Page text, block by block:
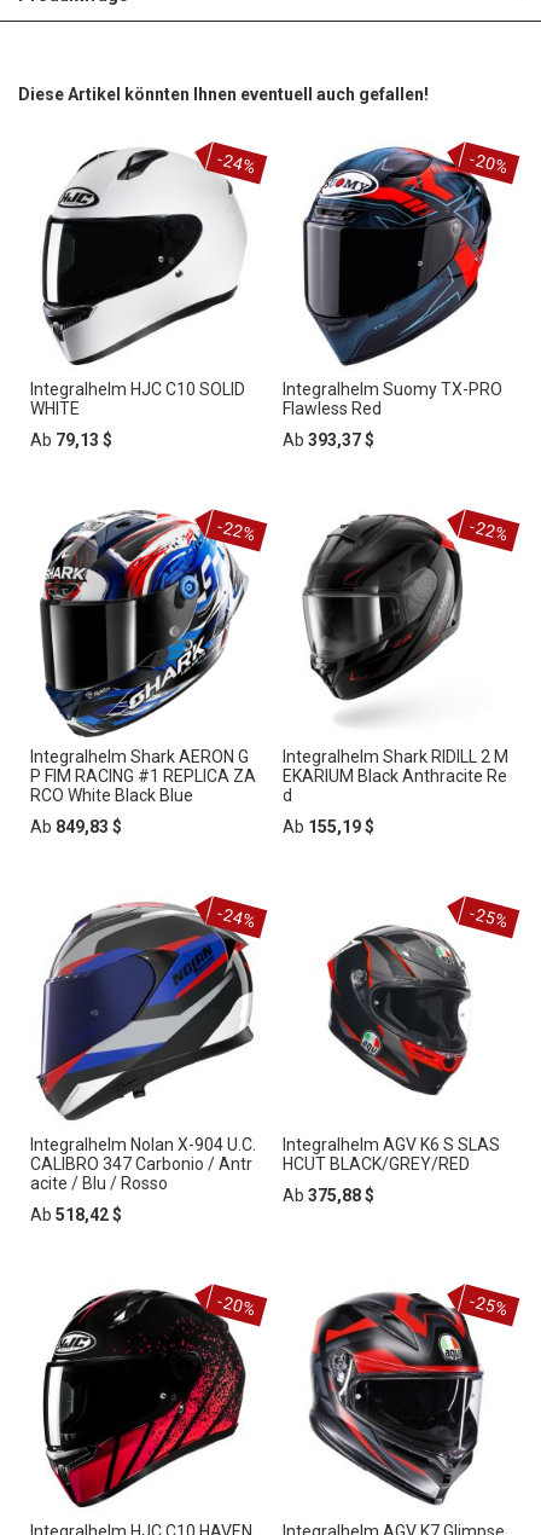
Diese Artikel könnten Ihnen eventuell auch gefallen!
Integralhelm HJC C10 SOLID
WHITE
Ab 79,13 $
-24%
Integralhelm Suomy TX-PRO
Flawless Red
Ab 393,37 $
-20%
Integralhelm Shark AERON G
P FIM RACING #1 REPLICA ZA
RCO White Black Blue
Ab 849,83 $
-22%
Integralhelm Shark RIDILL 2 M
EKARIUM Black Anthracite Re
d
Ab 155,19 $
-22%
Integralhelm Nolan X-904 U.C.
CALIBRO 347 Carbonio / Antr
acite / Blu / Rosso
Ab 518,42 $
-24%
Integralhelm AGV K6 S SLAS
HCUT BLACK/GREY/RED
Ab 375,88 $
-25%
Integralhelm HJC C10 HAVEN
-20%
Integralhelm AGV K7 Glimpse
-25%